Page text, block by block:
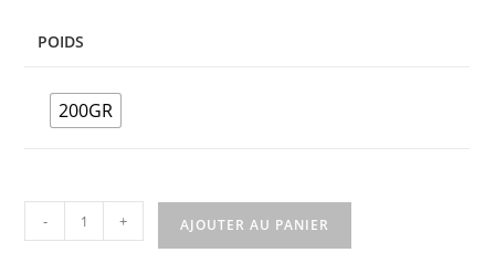
POIDS
200GR
- + AJOUTER AU PANIER